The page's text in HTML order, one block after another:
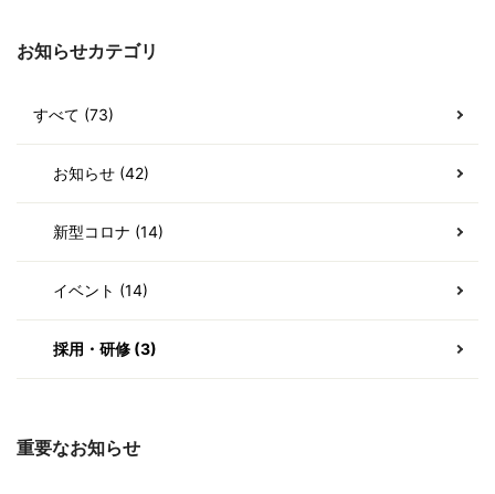
お知らせカテゴリ
すべて (73)
お知らせ (42)
新型コロナ (14)
イベント (14)
採用・研修 (3)
重要なお知らせ